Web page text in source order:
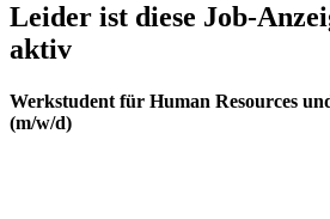
Leider ist diese Job-
aktiv
Werkstudent für Human Resources
(m/w/d)